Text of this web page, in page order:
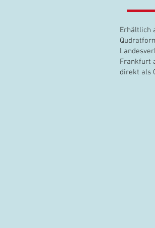
Erhältlich
Frankfurt
direkt als